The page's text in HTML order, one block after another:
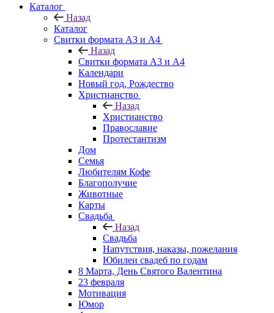
Каталог
Назад
Каталог
Свитки формата А3 и А4
Назад
Свитки формата А3 и А4
Календари
Новый год, Рождество
Христианство
Назад
Христианство
Православие
Протестантизм
Дом
Семья
Любителям Кофе
Благополучие
Животные
Карты
Свадьба
Назад
Свадьба
Напутствия, наказы, пожелания
Юбилеи свадеб по годам
8 Марта, День Святого Валентина
23 февраля
Мотивация
Юмор